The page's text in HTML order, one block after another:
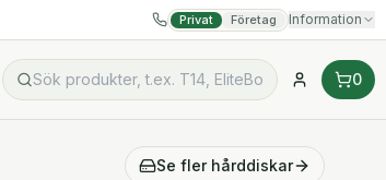
Privat Företag Information
0
Se fler hårddiskar